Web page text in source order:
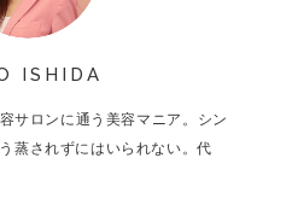
ISHIDA
サロンに通う美容マニア。シン
蒸されずにはいられない。代